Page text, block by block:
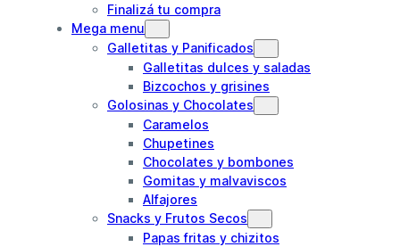
Finalizá tu compra
Mega menu
Galletitas y Panificados
Galletitas dulces y saladas
Bizcochos y grisines
Golosinas y Chocolates
Caramelos
Chupetines
Chocolates y bombones
Gomitas y malvaviscos
Alfajores
Snacks y Frutos Secos
Papas fritas y chizitos